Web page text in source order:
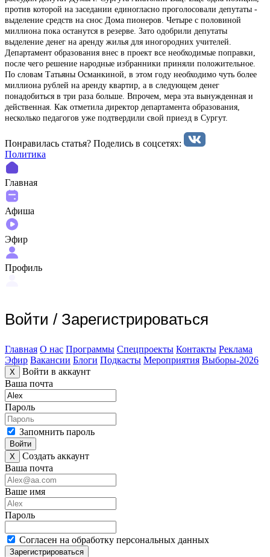
против которой на заседании единогласно проголосовали депутаты -
выделение средств на снос Дома пионеров. Четыре с половиной
миллиона пока останутся в резерве. Зато одобрили депутаты
выделение денег на аренду жилья для иногородних учителей.
Департамент образования внес в проект все необходимые поправки,
после чего решение народные избранники приняли положительное.
По словам Татьяны Османкиной, в этом году необходимо чуть более
миллиона рублей на аренду квартир, а в следующем денег
понадобиться в три раза больше. Впрочем, мера эта вынужденная и
действенная. Как отметила директор департамента образования,
несколько педагогов уже подтвердили свой приезд в Сургут.
Понравилась статья? Поделиcь в соцсетях:
Политика
Главная
Афиша
Эфир
Профиль
Войти / Зарегистрироваться
Главная О нас Программы Спецпроекты Контакты Реклама
Эфир Вакансии Блоги Подкасты Мероприятия Выборы-2026
X
Войти в аккаунт
Ваша почта
Пароль
Запомнить пароль
Войти
X
Создать аккаунт
Ваша почта
Ваше имя
Пароль
Согласен на обработку персональных данных
Зарегистрироваться